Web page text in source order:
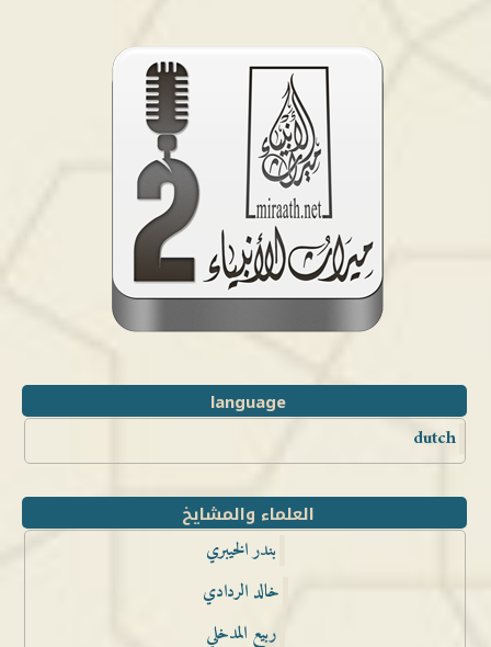
language
dutch
العلماء والمشايخ
بندر الخيبري
خالد الردادي
ربيع المدخلي